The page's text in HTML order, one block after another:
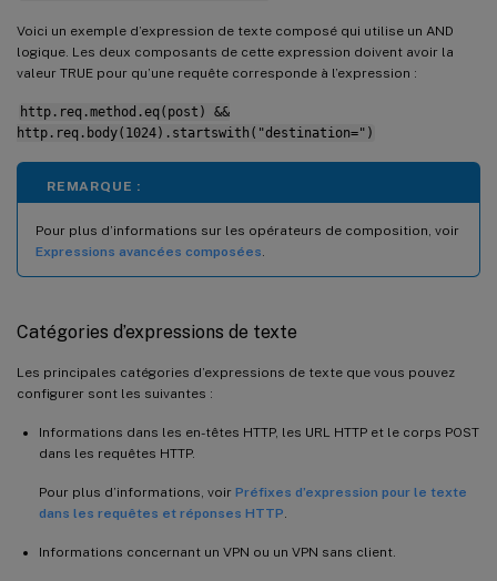
Voici un exemple d’expression de texte composé qui utilise un AND
logique. Les deux composants de cette expression doivent avoir la
valeur TRUE pour qu’une requête corresponde à l’expression :
http.req.method.eq(post) &&
http.req.body(1024).startswith("destination=")
REMARQUE :
Pour plus d’informations sur les opérateurs de composition, voir
Expressions avancées composées
Catégories d’expressions de texte
Les principales catégories d’expressions de texte que vous pouvez
configurer sont les suivantes :
Informations dans les en-têtes HTTP, les URL HTTP et le corps POST
dans les requêtes HTTP.
Pour plus d’informations, voir Préfixes d’expression pour le texte
dans les requêtes et réponses HTTP
Informations concernant un VPN ou un VPN sans client.